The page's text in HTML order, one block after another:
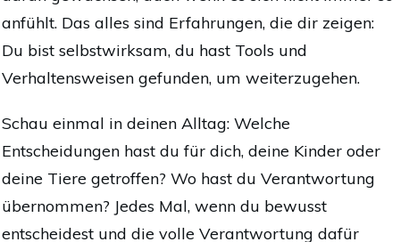
anfühlt. Das alles sind Erfahrungen, die dir zeigen:
Du bist selbstwirksam, du hast Tools und
Verhaltensweisen gefunden, um weiterzugehen.
Schau einmal in deinen Alltag: Welche
Entscheidungen hast du für dich, deine Kinder oder
deine Tiere getroffen? Wo hast du Verantwortung
übernommen? Jedes Mal, wenn du bewusst
entscheidest und die volle Verantwortung dafür